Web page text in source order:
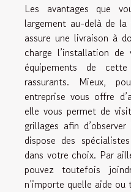
Les avantages que
largement au-delà de
assure une livraison à
charge l’installation
équipements de
rassurants. Mieux,
entreprise vous offre
elle vous permet de
grillages afin
dispose des
dans votre choix. Par
pouvez toutefois
n’importe quelle aide